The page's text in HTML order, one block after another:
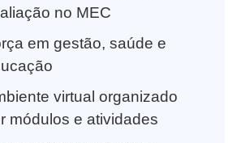
no MEC
em gestão, saúde e
virtual organizado
módulos e atividades